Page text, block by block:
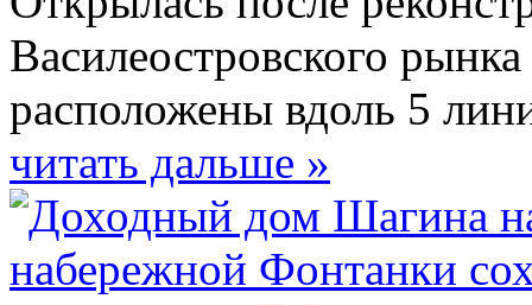
Василеостровского
расположены вдоль 5
читать дальше »